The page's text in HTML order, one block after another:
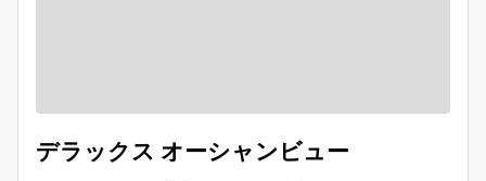
デラックス オーシャンビュー